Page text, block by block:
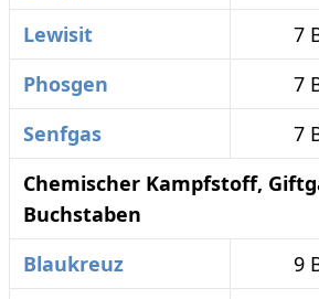
Lewisit
7
Phosgen
7
Senfgas
7
Chemischer Kampfstoff,
Buchstaben
Blaukreuz
9